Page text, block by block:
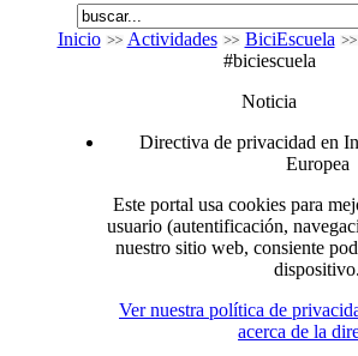
Inicio Actividades BiciEscuela
#biciescuela
Noticia
Directiva de privacidad en
Europea
Este portal usa cookies para
usuario (autentificación,
nuestro sitio web, consiente
dispositivo.
Ver nuestra política de
acerca de la